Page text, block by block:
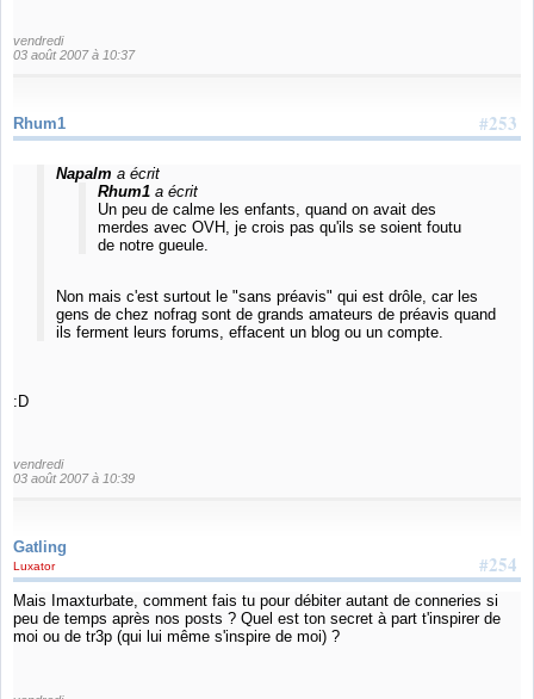
vendredi
03 août 2007 à 10:37
#253
Rhum1
Napalm a écrit
Rhum1 a écrit
Un peu de calme les enfants, quand on avait des
merdes avec OVH, je crois pas qu'ils se soient foutu
de notre gueule.
Non mais c'est surtout le "sans préavis" qui est drôle, car les
gens de chez nofrag sont de grands amateurs de préavis quand
ils ferment leurs forums, effacent un blog ou un compte.
:D
vendredi
03 août 2007 à 10:39
Gatling
#254
Luxator
Mais Imaxturbate, comment fais tu pour débiter autant de conneries si
peu de temps après nos posts ? Quel est ton secret à part t'inspirer de
moi ou de tr3p (qui lui même s'inspire de moi) ?